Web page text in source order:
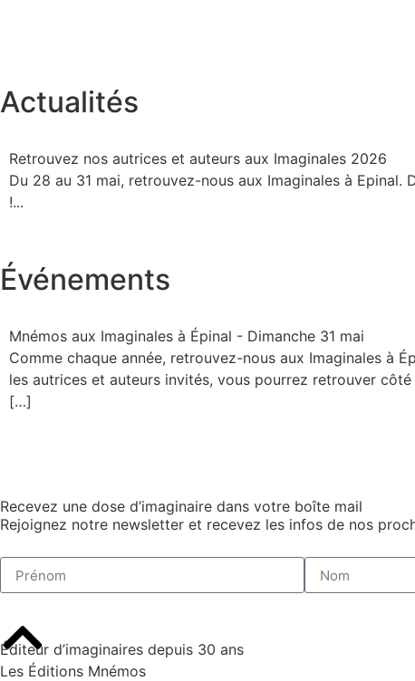
Actualités
Retrouvez nos autrices et auteurs aux Imaginales 2026
Du 28 au 31 mai, retrouvez-nous aux Imaginales à
!...
Événements
Mnémos aux Imaginales à Épinal - Dimanche 31 mai
Comme chaque année, retrouvez-nous aux Imaginales à
les autrices et auteurs invités, vous pourrez retrouver
[…]
Recevez une dose d’imaginaire dans votre boîte mail
Rejoignez notre newsletter et recevez les infos de nos
Éditeur d’imaginaires depuis 30 ans
Les Éditions Mnémos